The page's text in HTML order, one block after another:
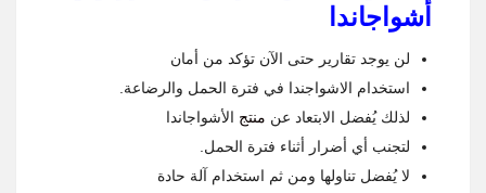
أشواجاندا
لن يوجد تقارير حتى الآن تؤكد من أمان
استخدام الاشواجندا في فترة الحمل والرضاعة.
لذلك يُفضل الابتعاد عن منتج الأشواجاندا
لتجنب أي أضرار أثناء فترة الحمل.
لا يُفضل تناولها ومن ثم استخدام آلة حادة